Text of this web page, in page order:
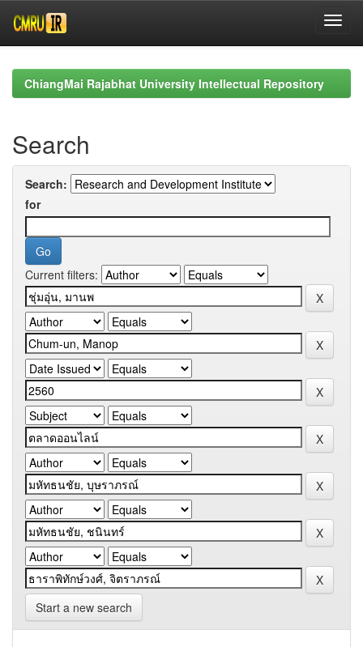
navigationChiangMai Rajabhat University Intellectual Repository
Search
Search:
for
Current filters:
Start a new search